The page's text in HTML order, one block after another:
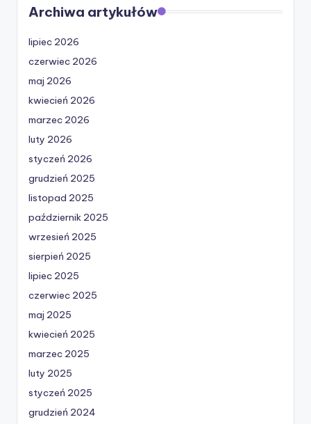
Archiwa artykułów
lipiec 2026
czerwiec 2026
maj 2026
kwiecień 2026
marzec 2026
luty 2026
styczeń 2026
grudzień 2025
listopad 2025
październik 2025
wrzesień 2025
sierpień 2025
lipiec 2025
czerwiec 2025
maj 2025
kwiecień 2025
marzec 2025
luty 2025
styczeń 2025
grudzień 2024